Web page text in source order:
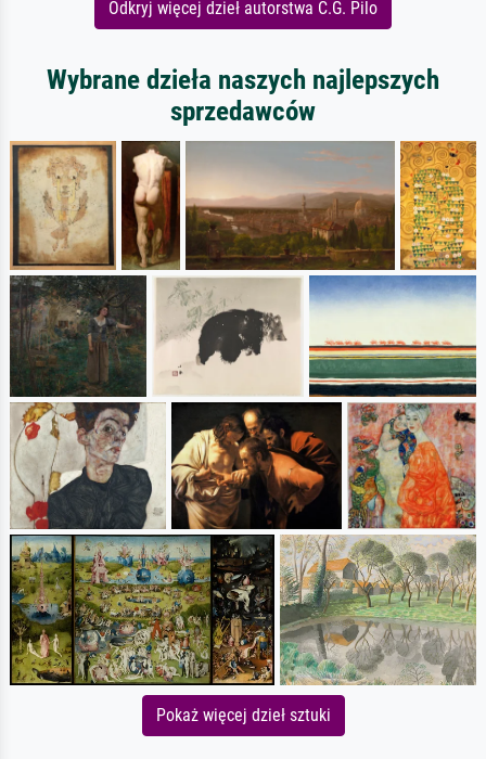
Odkryj więcej dzieł autorstwa C.G. Pilo
Wybrane dzieła naszych najlepszych
sprzedawców
Pokaż więcej dzieł sztuki